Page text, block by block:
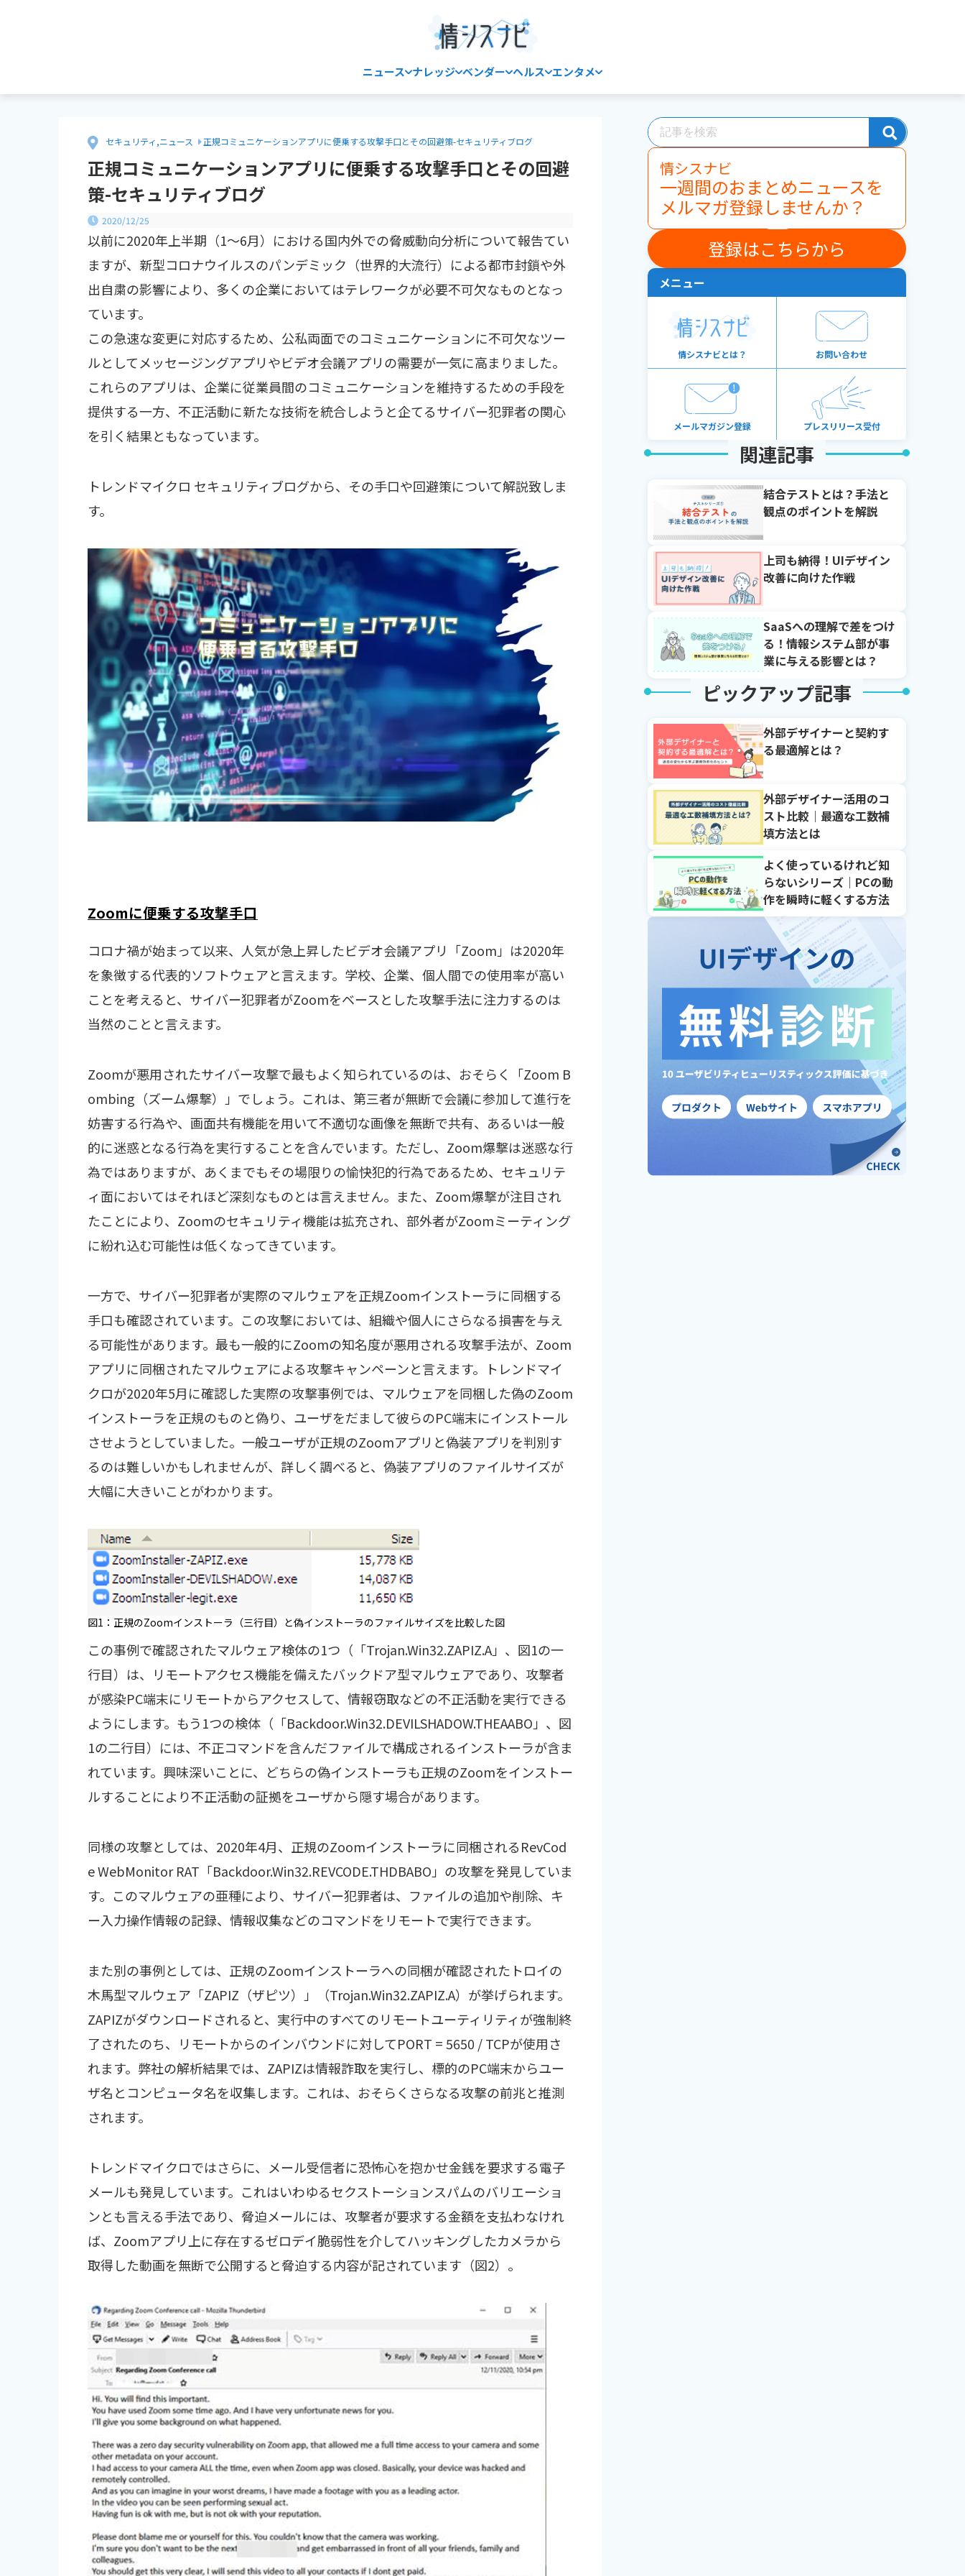
ニュース ナレッジ ベンダー ヘルス エンタメ
セキュリティ,ニュース 正規コミュニケーションアプリに便乗する攻撃手口とその回避策-セキュリティブログ
正規コミュニケーションアプリに便乗する攻撃手口とその回避
策-セキュリティブログ
2020/12/25
以前に2020年上半期（1～6月）における国内外での脅威動向分析について報告てい
ますが、新型コロナウイルスのパンデミック（世界的大流行）による都市封鎖や外
出自粛の影響により、多くの企業においてはテレワークが必要不可欠なものとなっ
ています。
この急速な変更に対応するため、公私両面でのコミュニケーションに不可欠なツー
ルとしてメッセージングアプリやビデオ会議アプリの需要が一気に高まりました。
これらのアプリは、企業に従業員間のコミュニケーションを維持するための手段を
提供する一方、不正活動に新たな技術を統合しようと企てるサイバー犯罪者の関心
を引く結果ともなっています。
トレンドマイクロ セキュリティブログから、その手口や回避策について解説致しま
す。
Zoomに便乗する攻撃手口
コロナ禍が始まって以来、人気が急上昇したビデオ会議アプリ「Zoom」は2020年
を象徴する代表的ソフトウェアと言えます。学校、企業、個人間での使用率が高い
ことを考えると、サイバー犯罪者がZoomをベースとした攻撃手法に注力するのは
当然のことと言えます。
Zoomが悪用されたサイバー攻撃で最もよく知られているのは、おそらく「Zoom B
ombing（ズーム爆撃）」でしょう。これは、第三者が無断で会議に参加して進行を
妨害する行為や、画面共有機能を用いて不適切な画像を無断で共有、あるいは一般
的に迷惑となる行為を実行することを含んでいます。ただし、Zoom爆撃は迷惑な行
為ではありますが、あくまでもその場限りの愉快犯的行為であるため、セキュリテ
ィ面においてはそれほど深刻なものとは言えません。また、Zoom爆撃が注目され
たことにより、Zoomのセキュリティ機能は拡充され、部外者がZoomミーティング
に紛れ込む可能性は低くなってきています。
一方で、サイバー犯罪者が実際のマルウェアを正規Zoomインストーラに同梱する
手口も確認されています。この攻撃においては、組織や個人にさらなる損害を与え
る可能性があります。最も一般的にZoomの知名度が悪用される攻撃手法が、Zoom
アプリに同梱されたマルウェアによる攻撃キャンペーンと言えます。トレンドマイ
クロが2020年5月に確認した実際の攻撃事例では、マルウェアを同梱した偽のZoom
インストーラを正規のものと偽り、ユーザをだまして彼らのPC端末にインストール
させようとしていました。一般ユーザが正規のZoomアプリと偽装アプリを判別す
るのは難しいかもしれませんが、詳しく調べると、偽装アプリのファイルサイズが
大幅に大きいことがわかります。
図1：正規のZoomインストーラ（三行目）と偽インストーラのファイルサイズを比較した図
この事例で確認されたマルウェア検体の1つ（「Trojan.Win32.ZAPIZ.A」、図1の一
行目）は、リモートアクセス機能を備えたバックドア型マルウェアであり、攻撃者
が感染PC端末にリモートからアクセスして、情報窃取などの不正活動を実行できる
ようにします。もう1つの検体（「Backdoor.Win32.DEVILSHADOW.THEAABO」、図
1の二行目）には、不正コマンドを含んだファイルで構成されるインストーラが含ま
れています。興味深いことに、どちらの偽インストーラも正規のZoomをインストー
ルすることにより不正活動の証拠をユーザから隠す場合があります。
同様の攻撃としては、2020年4月、正規のZoomインストーラに同梱されるRevCod
e WebMonitor RAT「Backdoor.Win32.REVCODE.THDBABO」の攻撃を発見していま
す。このマルウェアの亜種により、サイバー犯罪者は、ファイルの追加や削除、キ
ー入力操作情報の記録、情報収集などのコマンドをリモートで実行できます。
また別の事例としては、正規のZoomインストーラへの同梱が確認されたトロイの
木馬型マルウェア「ZAPIZ（ザピツ）」（Trojan.Win32.ZAPIZ.A）が挙げられます。
ZAPIZがダウンロードされると、実行中のすべてのリモートユーティリティが強制終
了されたのち、リモートからのインバウンドに対してPORT = 5650 / TCPが使用さ
れます。弊社の解析結果では、ZAPIZは情報詐取を実行し、標的のPC端末からユー
ザ名とコンピュータ名を収集します。これは、おそらくさらなる攻撃の前兆と推測
されます。
トレンドマイクロではさらに、メール受信者に恐怖心を抱かせ金銭を要求する電子
メールも発見しています。これはいわゆるセクストーションスパムのバリエーショ
ンとも言える手法であり、脅迫メールには、攻撃者が要求する金額を支払わなけれ
ば、Zoomアプリ上に存在するゼロデイ脆弱性を介してハッキングしたカメラから
取得した動画を無断で公開すると脅迫する内容が記されています（図2）。
情シスナビ
一週間のおまとめニュースを
メルマガ登録しませんか？
登録はこちらから
メニュー
情シスナビとは？ お問い合わせ
メールマガジン登録 プレスリリース受付
関連記事
結合テストとは？手法と
観点のポイントを解説
上司も納得！UIデザイン
改善に向けた作戦
SaaSへの理解で差をつけ
る！情報システム部が事
業に与える影響とは？
ピックアップ記事
外部デザイナーと契約す
る最適解とは？
外部デザイナー活用のコ
スト比較｜最適な工数補
填方法とは
よく使っているけれど知
らないシリーズ｜PCの動
作を瞬時に軽くする方法